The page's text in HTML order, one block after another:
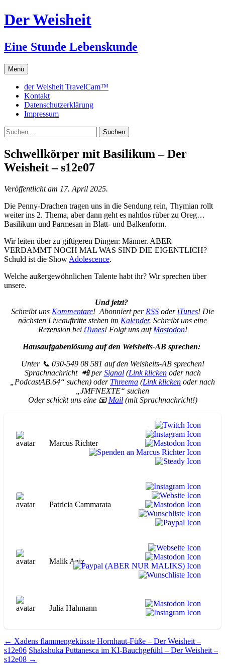
Zum
Inhalt
Der Weisheit
Eine Stunde Lebenskunde
Menü
der Weisheit TravelCam™
Kontakt
Datenschutzerklärung
Impressum
Suchen
nach:
Schwellkörper mit Basilikum – Der
Weisheit – s12e07
Veröffentlicht am 17. April 2025.
Die Penny-Drachen tragen uns in die Sendung rein, Thymian rollt
weiter ins 2. Thema, aber dann geht es nahtlos rüber zu Oreg…
Basilikum und Parmesan in Blatt- und Balkenform.
Wir leiten über zu giftigeren Dingen: Männer. ABER
VERDAMMT NOCH MAL WAS SIND DIE EIGENTLICH?
Schuld ist die Show Adolescence.
Welche außergewöhnlichen Talente habt ihr? Wir sprechen über
unsere.
Und jetzt?
Schreibt uns Kommentare! Abonniert per RSS oder iTunes! Die
nächsten Liveauftritte stehen im Kalender. Schreibt uns eine
Rezension bei iTunes! Folgt uns aufMastodon!
Hausaufgabenlösung auf den Weisheits-AB sprechen:
Unter 📞 030-549 08 581 auf den Weisheits-AB sprechen!
Sprachnachricht 📲 perSignal(Link klickenoder nach
„PodcastAB.64“ suchen) oder Threema (Link klicken oder nach
„JMFNEXTE“ suchen
Oder schickt uns eine 📧Mail(mit Sprachnachricht!)
Marcus Richter
Patricia Cammarata
Malik Aziz
Julia Hahmann
Beitragsnavigation
← Xadens flammengeküsste Hornhaut-Füße – Der Weisheit –
s12e06 Shakshuka Puttanesca im KI-Bauchgefühl – Der Weisheit –
s12e08 →